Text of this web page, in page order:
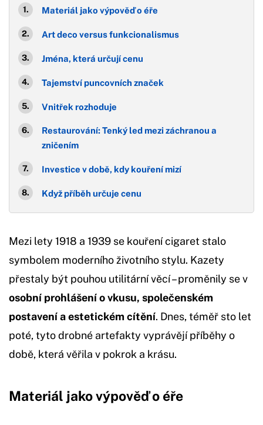
Materiál jako výpověď o éře
Art deco versus funkcionalismus
Jména, která určují cenu
Tajemství puncovních značek
Vnitřek rozhoduje
Restaurování: Tenký led mezi záchranou a
zničením
Investice v době, kdy kouření mizí
Když příběh určuje cenu
Mezi lety 1918 a 1939 se kouření cigaret stalo
symbolem moderního životního stylu. Kazety
přestaly být pouhou utilitární věcí – proměnily se v
osobní prohlášení o vkusu, společenském
postavení a estetickém cítění. Dnes, téměř sto let
poté, tyto drobné artefakty vyprávějí příběhy o
době, která věřila v pokrok a krásu.
Materiál jako výpověď o éře